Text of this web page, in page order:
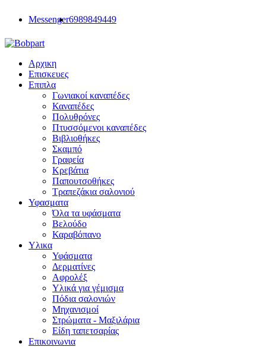
Messenger6989849449
Αρχικη
Επισκευες
Επιπλα
Γωνιακοί καναπέδες
Καναπέδες
Πολυθρόνες
Πτυσσόμενοι καναπέδες
Βιβλιοθήκες
Σκαμπό
Γραφεία
Κρεβάτια
Παπουτσοθήκες
Τραπεζάκια σαλονιού
Υφασματα
Όλα τα υφάσματα
Βελούδο
Καραβόπανο
Υλικα
Υφάσματα
Δερματίνες
Αφρολέξ
Υλικά για γέμισμα
Πόδια σαλονιών
Μηχανισμοί
Στρώματα - Μαξιλάρια
Είδη ταπετσαρίας
Επικοινωνια